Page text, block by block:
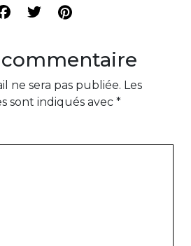
commentaire
ne sera pas publiée. Les
sont indiqués avec *